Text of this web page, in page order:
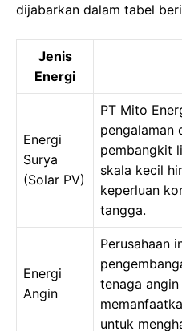
dijabarkan dalam tabel
Jenis
Energi
Energi
Surya
(Solar PV)
PT Mito
pengalaman
pembangkit
skala kecil
keperluan
tangga.
Energi
Angin
Perusahaan
tenaga angin
untuk